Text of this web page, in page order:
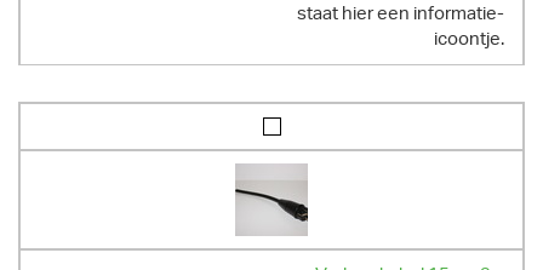
staat hier een informatie-
icoontje.